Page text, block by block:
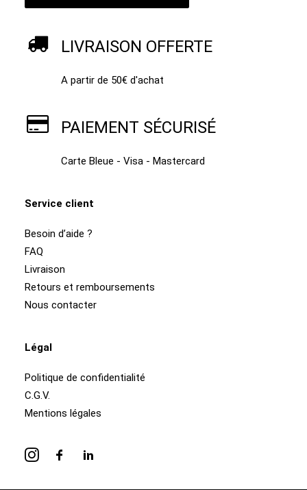
LIVRAISON OFFERTE
A partir de 50€ d'achat
PAIEMENT SÉCURISÉ
Carte Bleue - Visa - Mastercard
Service client
Besoin d’aide ?
FAQ
Livraison
Retours et remboursements
Nous contacter
Légal
Politique de confidentialité
C.G.V.
Mentions légales